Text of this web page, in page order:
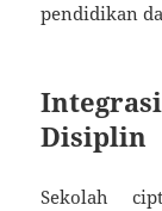
pendidikan
Disiplin
Sekolah